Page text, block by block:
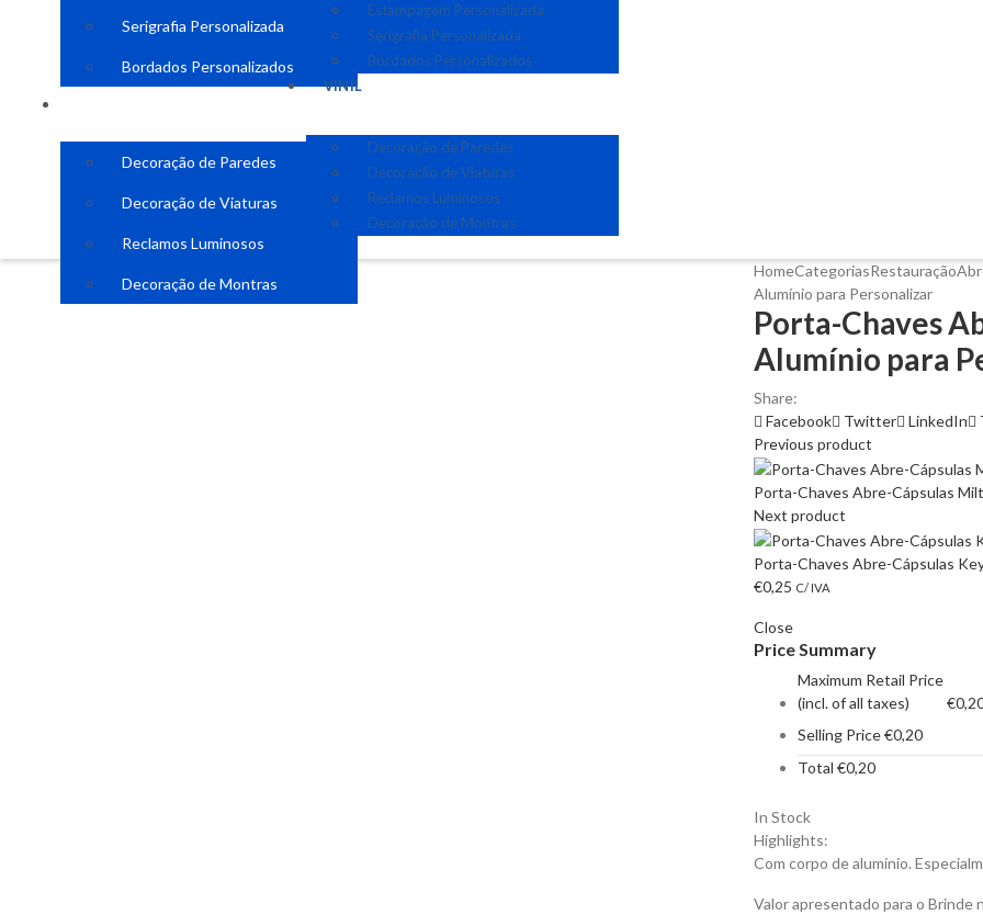
Serigrafia Personalizada
Bordados Personalizados
Decoração de Paredes
Decoração de Viaturas
Reclamos Luminosos
Decoração de Montras
Estampagem Personalizada
Serigrafia Personalizada
Bordados Personalizados
VINIL
Decoração de Paredes
Decoração de Viaturas
Reclamos Luminosos
Decoração de Montras
HomeCategoriasRestauração
Alumínio para Personalizar
Porta-Chaves
Alumínio para
Share:
Facebook
Twitter LinkedIn
Previous product
Porta-Chaves Abre-Cápsulas
Next product
Porta-Chaves Abre-Cápsulas
€0,25 C/ IVA
Close
Price Summary
Maximum Retail Price
(incl. of all taxes)
€
Selling Price€0,20
Total €0,20
In Stock
Highlights:
Com corpo de alumínio.
Valor apresentado para o Brinde